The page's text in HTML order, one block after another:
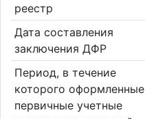
реестр
Дата составления
заключения ДФР
Период, в течение
которого оформленные
первичные учетные